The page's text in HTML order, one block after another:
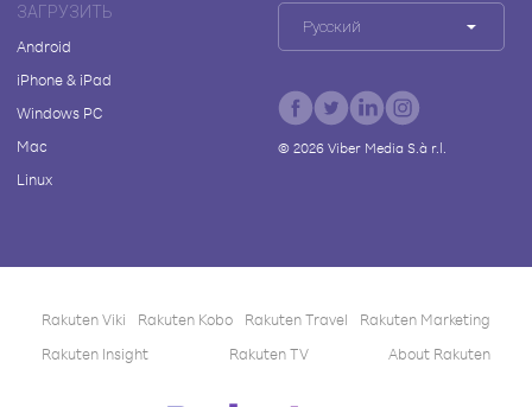
ЗАГРУЗИТЬ
Android
iPhone & iPad
Windows PC
Mac
Linux
Русский
© 2026Viber Media S.à r.l.
Rakuten Viki Rakuten Kobo Rakuten Travel
Rakuten Marketing
Rakuten Insight
Rakuten TV About Rakuten